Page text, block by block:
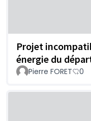
Projet
énergie du
Pierre FORET 0